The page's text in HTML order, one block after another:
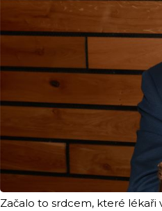
Začalo to srdcem, které lékaři